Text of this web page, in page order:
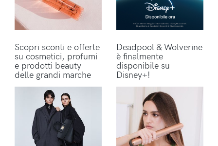
Scopri sconti e offerte
su cosmetici, profumi
e prodotti beauty
delle grandi marche
Deadpool & Wolverine
è finalmente
disponibile su
Disney+!